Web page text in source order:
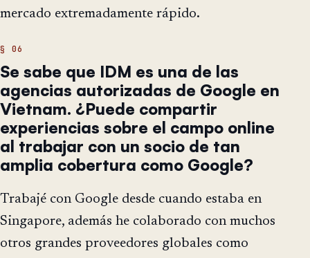
mercado extremadamente rápido.
Se sabe que IDM es una de las
agencias autorizadas de Google en
Vietnam. ¿Puede compartir
experiencias sobre el campo online
al trabajar con un socio de tan
amplia cobertura como Google?
Trabajé con Google desde cuando estaba en
Singapore, además he colaborado con muchos
otros grandes proveedores globales como